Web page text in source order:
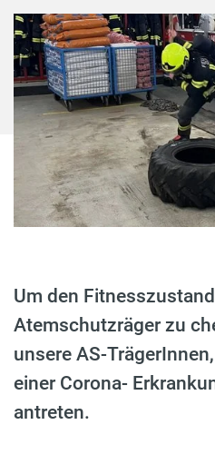
Um den
Atemschutzräger zu
unsere AS-
einer Corona-
antreten.